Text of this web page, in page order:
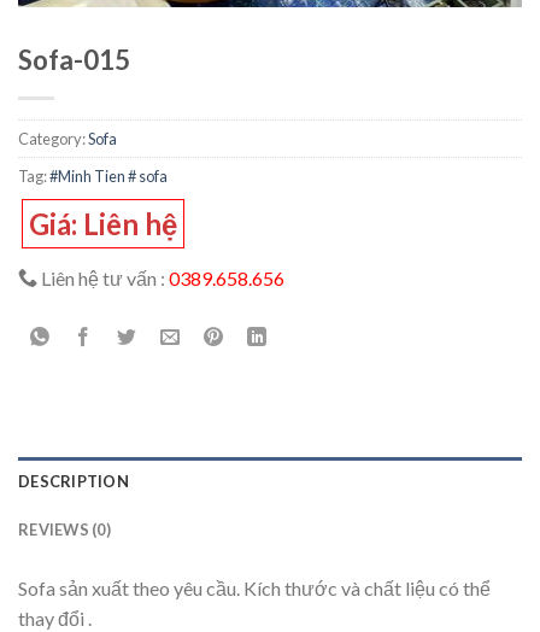
Sofa-015
Category:Sofa
Tag:#Minh Tien # sofa
Giá: Liên hệ
Liên hệ tư vấn : 0389.658.656
DESCRIPTION
REVIEWS (0)
Sofa sản xuất theo yêu cầu. Kích thước và chất liệu có thể
thay đổi .